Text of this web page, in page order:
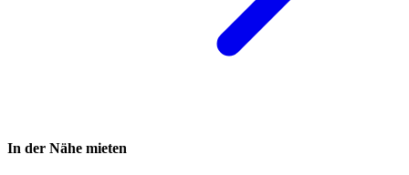
In der Nähe mieten